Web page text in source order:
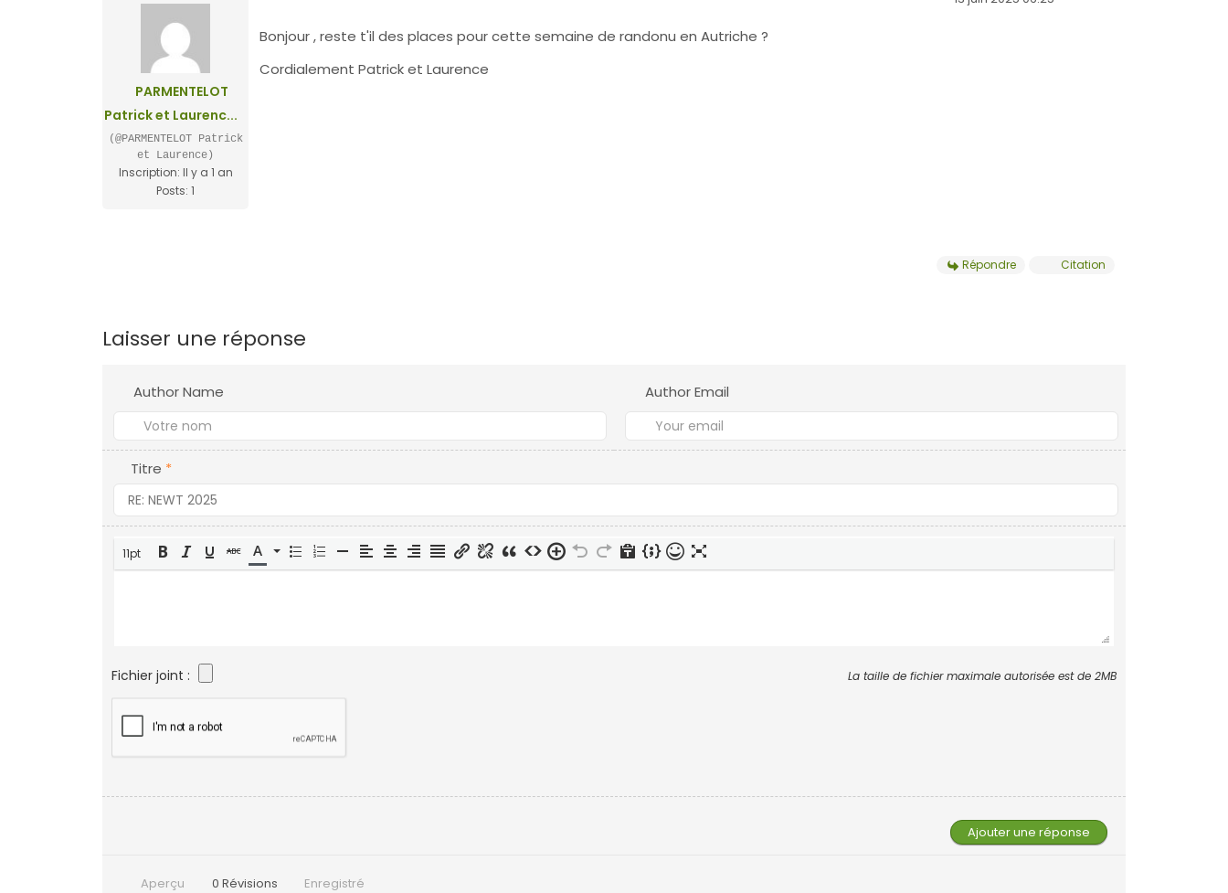
PARMENTELOT
Patrick et Laurenc...
(@PARMENTELOT Patrick
et Laurence)
Inscription: Il y a 1 an
Posts: 1
Bonjour , reste t'il des places pour cette semaine de randonu en Autriche ?
Cordialement Patrick et Laurence
Répondre Citation
Laisser une réponse
Author Name Author Email
Titre *
11pt
Fichier joint : La taille de fichier maximale autorisée est de 2MB
Aperçu 0 Révisions Enregistré